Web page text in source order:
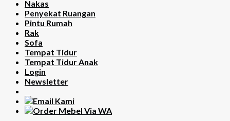
Nakas
Penyekat Ruangan
Pintu Rumah
Rak
Sofa
Tempat Tidur
Tempat Tidur Anak
Login
Newsletter